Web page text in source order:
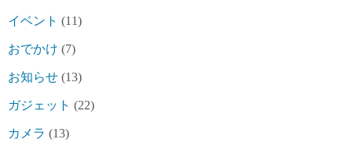
イベント (11)
おでかけ (7)
お知らせ (13)
ガジェット (22)
カメラ (13)